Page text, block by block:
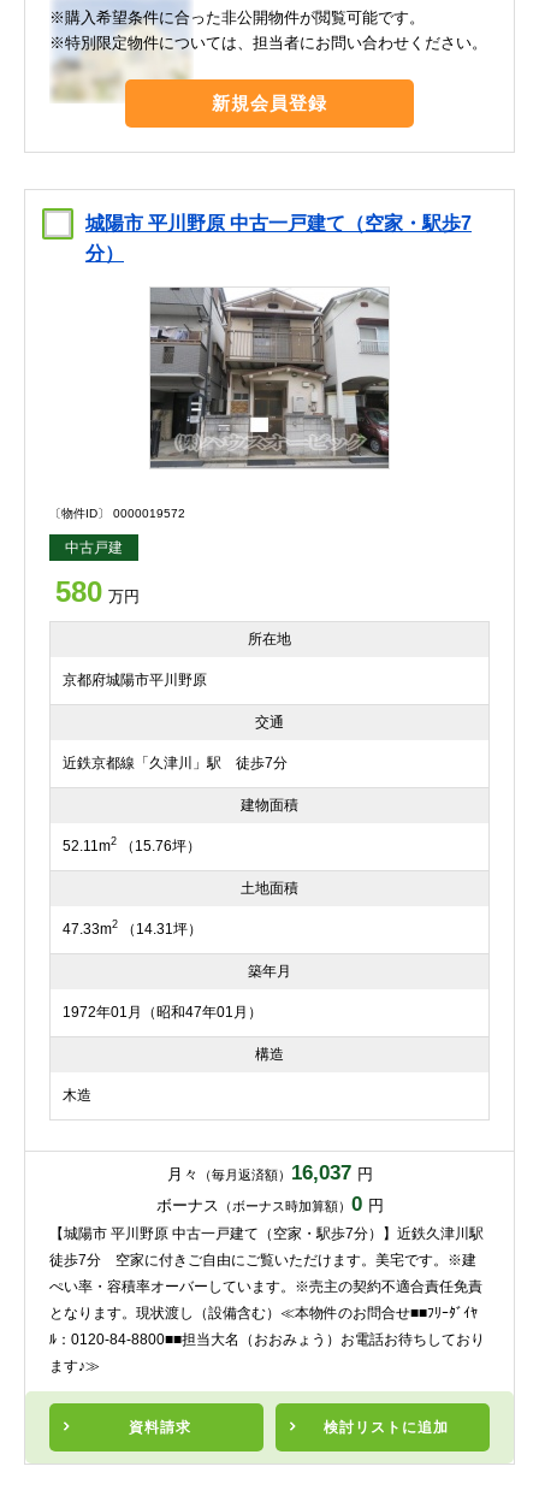
※購入希望条件に合った非公開物件が閲覧可能です。
※特別限定物件については、担当者にお問い合わせください。
新規会員登録
城陽市 平川野原 中古一戸建て（空家・駅歩7
分）
〔物件ID〕 0000019572
中古戸建
580 万円
所在地
京都府城陽市平川野原
交通
近鉄京都線「久津川」駅 徒歩7分
建物面積
52.11m2 （15.76坪）
土地面積
47.33m2 （14.31坪）
築年月
1972年01月（昭和47年01月）
構造
木造
月々 （毎月返済額） 16,037 円
ボーナス （ボーナス時加算額） 0 円
資料請求 検討リスト に追加
【城陽市 平川野原 中古一戸建て（空家・駅歩7分）】近鉄久津川駅
徒歩7分 空家に付きご自由にご覧いただけます。美宅です。※建
ぺい率・容積率オーバーしています。※売主の契約不適合責任免責
となります。現状渡し（設備含む）≪本物件のお問合せ■■ﾌﾘｰﾀﾞｲﾔ
ﾙ：0120-84-8800■■担当大名（おおみょう）お電話お待ちしており
ます♪≫